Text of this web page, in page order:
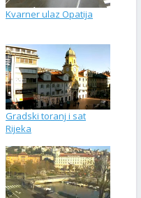
Kvarner ulaz Opatija
Gradski toranj i sat
Rijeka